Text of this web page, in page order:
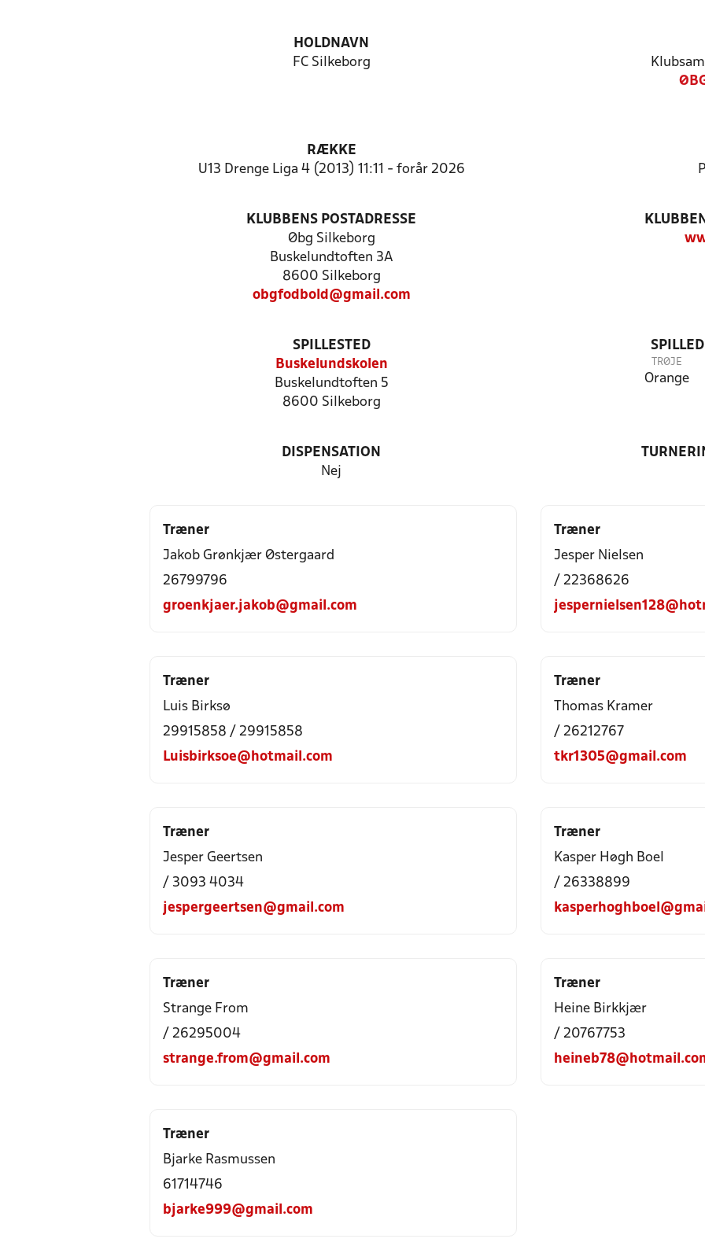
HOLDNAVN
FC Silkeborg
RÆKKE
U13 Drenge Liga 4 (2013) 11:11 - forår 2026
KLUBBENS POSTADRESSE
Øbg Silkeborg
Buskelundtoften 3A
8600 Silkeborg
obgfodbold@gmail.com
SPILLESTED
Buskelundskolen
Buskelundtoften 5
8600 Silkeborg
TRØJE
Orange
DISPENSATION
Nej
Træner
Jakob Grønkjær Østergaard
26799796
groenkjaer.jakob@gmail.com
Træner
Jesper Nielsen
/ 22368626
Træner
Luis Birksø
29915858 / 29915858
Luisbirksoe@hotmail.com
Træner
Thomas Kramer
/ 26212767
tkr1305@gmail.com
Træner
Jesper Geertsen
/ 3093 4034
jespergeertsen@gmail.com
Træner
Kasper Høgh Boel
/ 26338899
Træner
Strange From
/ 26295004
strange.from@gmail.com
Træner
Heine Birkkjær
/ 20767753
Træner
Bjarke Rasmussen
61714746
bjarke999@gmail.com